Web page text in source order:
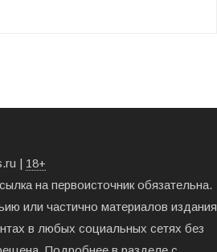
| 18+
на первоисточник обязательна.
или частично материалов издания
в любых социальных сетях без